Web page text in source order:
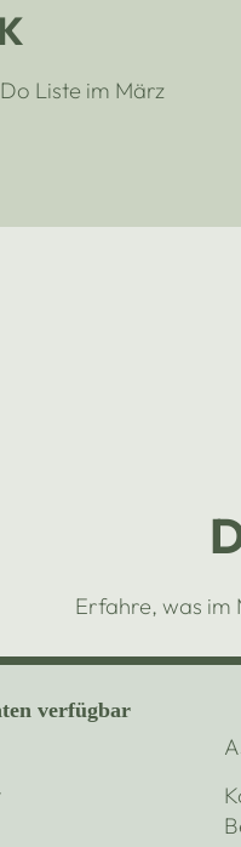
Liste im März
Erfahre, was im
verfügbar